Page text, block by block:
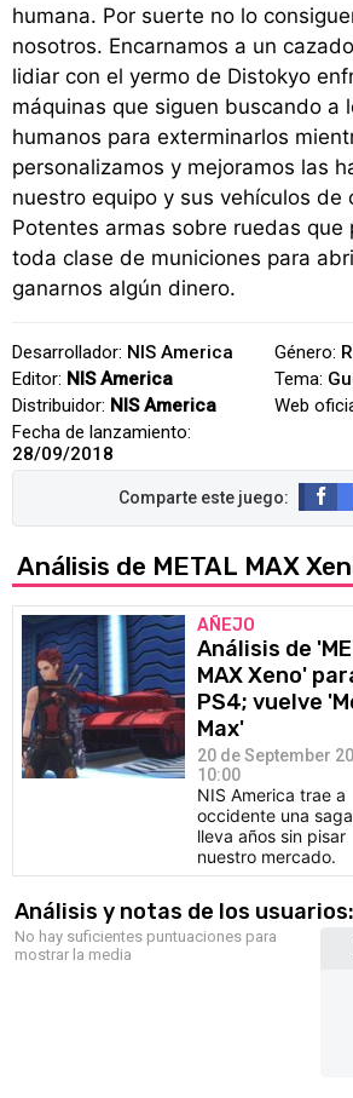
humana. Por suerte no lo
nosotros. Encarnamos a un
lidiar con el yermo de Distokyo
máquinas que siguen buscando a
humanos para exterminarlos
personalizamos y mejoramos las
nuestro equipo y sus vehículos de
Potentes armas sobre ruedas que
toda clase de municiones para
ganarnos algún dinero.
Desarrollador: NIS America
Editor: NIS America
Distribuidor: NIS America
Fecha de lanzamiento:
28/09/2018
Género:
Tema:
Web
Análisis de METAL MAX
AÑEJO
Análisis de
MAX Xeno'
PS4; vuelve
Max'
20 de September
10:00
NIS America trae a
occidente una
lleva años sin pisar
nuestro mercado.
Análisis y notas de los usuarios:
No hay suficientes puntuaciones para
mostrar la media